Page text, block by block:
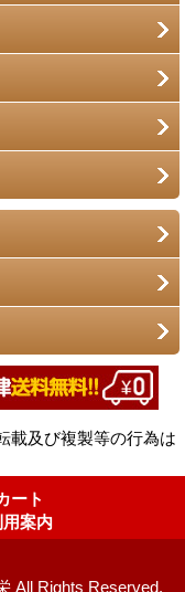
載及び複製等の行為は
ート
用案内
All Rights Reserved.